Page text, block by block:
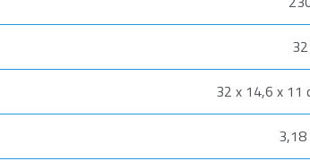
32 x 14,6 x 11
3,18